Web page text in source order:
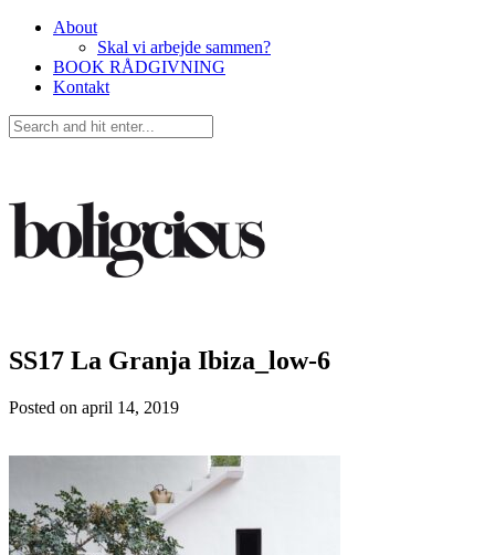
About
Skal vi arbejde sammen?
BOOK RÅDGIVNING
Kontakt
SS17 La Granja Ibiza_low-6
Posted on april 14, 2019